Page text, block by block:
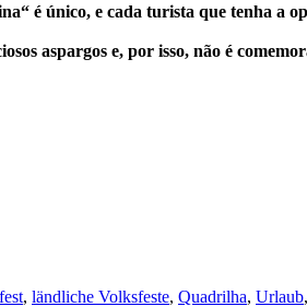
é único, e cada turista que tenha a
aspargos e, por isso, não é
, ländliche Volksfeste, Quadrilha, Urlaub,